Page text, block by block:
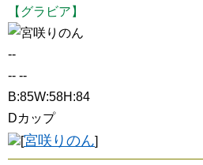
【グラビア】
宮咲りのん
--
-- --
B:85W:58H:84
Dカップ
[宮咲りのん]